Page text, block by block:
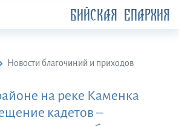
БИЙСКАЯ ЕПАРХИЯ
Новости благочиний и приходов
на реке Каменка
кадетов –